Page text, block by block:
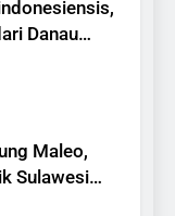
Danau
Maleo,
Sulawesi
Punah